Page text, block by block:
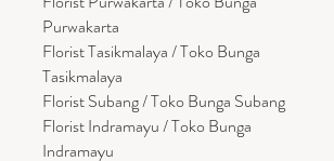
Purwakarta
Florist Tasikmalaya / Toko Bunga
Tasikmalaya
Florist Subang / Toko Bunga Subang
Florist Indramayu / Toko Bunga
Indramayu